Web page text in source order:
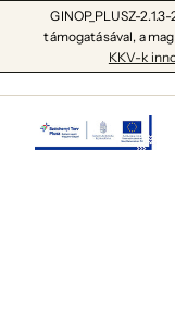
GINOP_PLUSZ-
támogatásával, a
KKV-k